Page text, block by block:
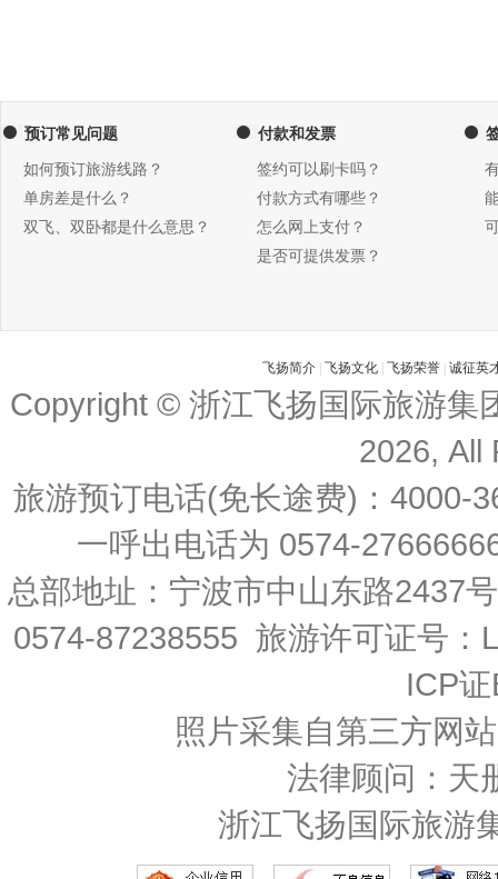
预订常见问题
如何预订旅游线路？
单房差是什么？
双飞、双卧都是什么意思？
付款和发票
签约可以刷卡吗？
付款方式有哪些？
怎么网上支付？
是否可提供发票？
飞扬简介 飞扬文化 飞扬荣誉 诚征英
Copyright © 浙江飞扬国际旅游集
2026, All
旅游预订电话(免长途费)：4000-
一呼出电话为 0574-
总部地址：宁波市中山东路2437
0574-87238555 旅游许可证号
ICP
照片采集自第三方网
法律顾问：天
浙江飞扬国际旅游